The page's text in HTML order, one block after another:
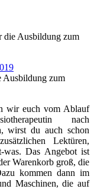
die Ausbildung zum
wir euch vom Ablauf
nach
wirst du auch schon
Lektüren,
was. Das Angebot ist
Warenkorb groß, die
kommen dann im
Maschinen, die auf